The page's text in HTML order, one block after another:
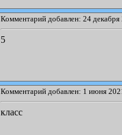
Комментарий добавлен: 24
5
Комментарий добавлен: 1 июня
класс